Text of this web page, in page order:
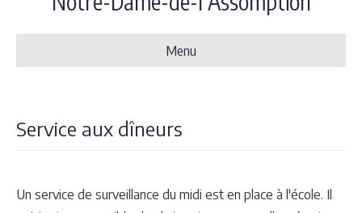
Menu
Service aux dîneurs
Un service de surveillance du midi est en place à l'école. Il